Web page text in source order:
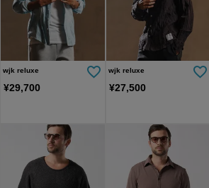
wjk reluxe
¥29,700
wjk reluxe
¥27,500